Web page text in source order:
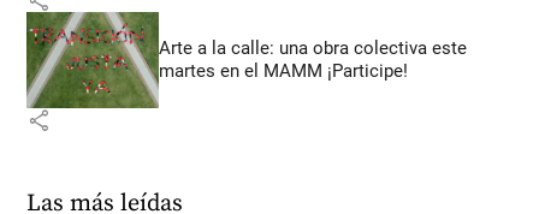
Arte a la calle: una obra colectiva este
martes en el MAMM ¡Participe!
share
Las más leídas